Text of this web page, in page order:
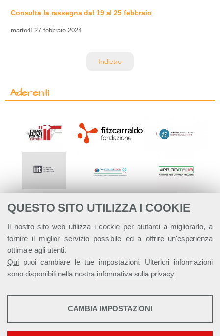
QUESTO SITO UTILIZZA I COOKIE
Il nostro sito web utilizza i cookie per aiutarci a migliorarlo, a
fornire il miglior servizio possibile ed a offrire un'esperienza
ottimale agli utenti.
Qui puoi cambiare le tue impostazioni. Ulteriori informazioni
sono disponibili nella nostra informativa sulla privacy
STATISTICHE
CAMBIA IMPOSTAZIONI
Consulta la rassegna dal 19 al 25 febbraio
martedì 27 febbraio 2024
Indietro
Aderenti
Alleanza Italiana per lo Sviluppo Sostenibile - ASviS